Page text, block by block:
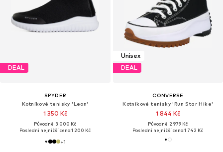
DEAL
SPYDER
Kotníkové tenisky 'Leon'
1 350 Kč
Původně: 3 000 Kč
Poslední nejnižší cena:1 200 Kč
+1
Unisex
DEAL
CONVERSE
Kotníkové tenisky 'Run Star Hike'
1 844 Kč
Původně: 2 979 Kč
Poslední nejnižší cena:1 742 Kč